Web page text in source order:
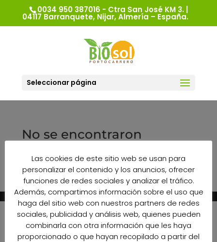
0034 950 387016 - Ctra San José KM 3. |
04117 Barranquete, Nijar, Almería – España.
Seleccionar página
No se encontraron
La página solicitada no pudo encontrarse. Trate
de perfeccionar su búsqueda o utilice la
navegación para localizar la entrada.
Las cookies de este sitio web se usan para
personalizar el contenido y los anuncios, ofrecer
funciones de redes sociales y analizar el tráfico.
Además, compartimos información sobre el uso que
haga del sitio web con nuestros partners de redes
sociales, publicidad y análisis web, quienes pueden
combinarla con otra información que les haya
proporcionado o que hayan recopilado a partir del